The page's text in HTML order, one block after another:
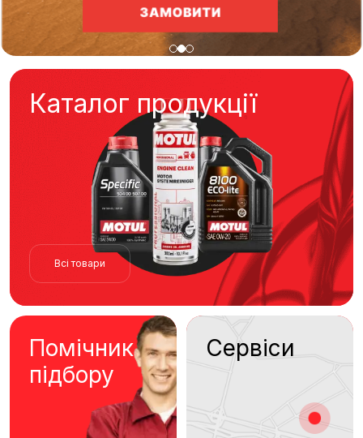
Каталог продукції
Всі товари
Помічник
підбору
Сервіси